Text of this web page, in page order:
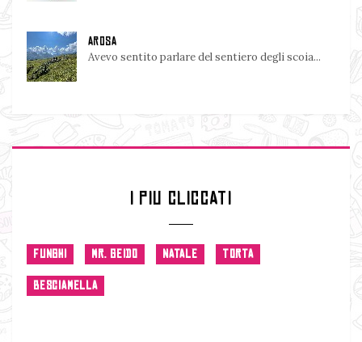
AROSA
Avevo sentito parlare del sentiero degli scoia...
I PIU CLICCATI
FUNGHI MR. GEIDO NATALE TORTA
BESCIAMELLA